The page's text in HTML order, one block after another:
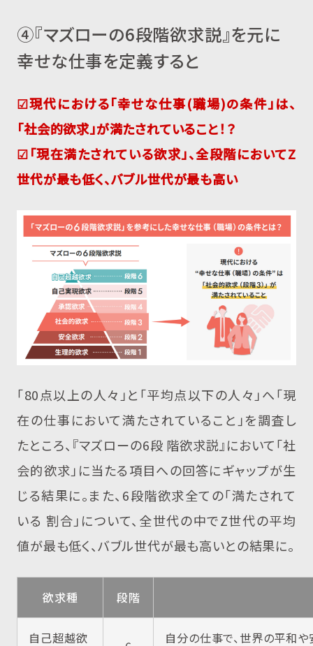
④『マズローの6段階欲求説』を元に
幸せな仕事を定義すると
☑現代における「幸せな仕事(職場)の条件」は、
「社会的欲求」が満たされていること！？
☑「現在満たされている欲求」、全段階においてZ
世代が最も低く、バブル世代が最も高い
「80点以上の人々」と「平均点以下の人々」へ「現
在の仕事において満たされていること」を調査し
たところ、『マズローの6段 階欲求説』において「社
会的欲求」に当たる項目への回答にギャップが生
じる結果に。また、6段階欲求全ての「満たされて
いる 割合」について、全世代の中でZ世代の平均
値が最も低く、バブル世代が最も高いとの結果に。
欲求種 段階
自己超越欲 自分の仕事で、世界の平和